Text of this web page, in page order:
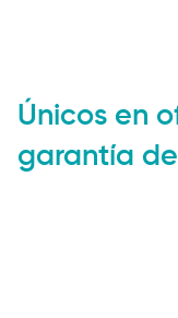
Únicos en
garantía